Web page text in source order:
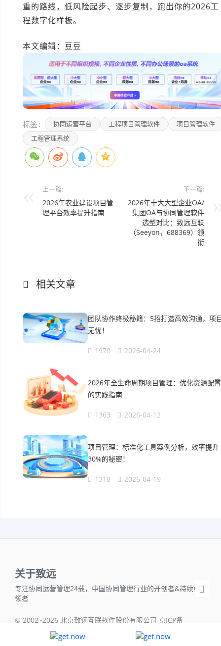
重的路线，低风险起步、逐步复制，跑出你的2026工
程数字化样板。
本文编辑：豆豆
标签： 协同运营平台 工程项目管理软件
项目管理软件
工程管理系统
上一篇:
2026年农业建设项目管
理平台效率提升指南
下一篇:
2026年十大大型企业OA/
集团OA与协同管理软件
选型对比：致远互联
（Seeyon，688369）领
衔
相关文章
团队协作终极秘籍：5招打造高效沟通，项
无忧！
1970 2026-04-24
2026年全生命周期项目管理：优化资源配置
的实践指南
1363 2026-04-12
项目管理：标准化工具案例分析，效率提升
30%的秘密！
1318 2026-04-19
关于致远
专注协同运营管理24载，中国协同管理行业的开创者&持续引
领者
© 2002~2026 北京致远互联软件股份有限公司 京ICP备
05042718号-1